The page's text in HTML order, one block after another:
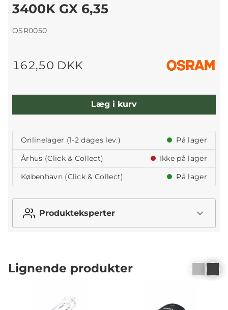
3400K GX 6,35
OSR0050
162,50 DKK
Læg i kurv
Onlinelager (1-2 dages lev.)
På lager
Århus (Click & Collect)
Ikke på lager
København (Click & Collect)
På lager
Produkteksperter
Lignende produkter